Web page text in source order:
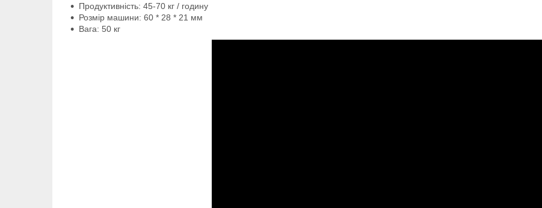
Продуктивність: 45-70 кг / годину
Розмір машини: 60 * 28 * 21 мм
Вага: 50 кг